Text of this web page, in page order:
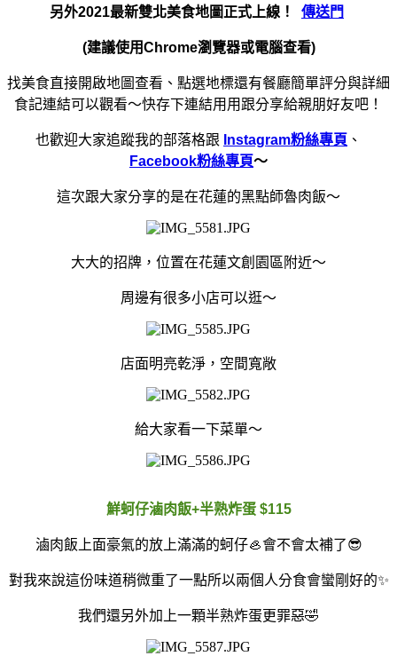
另外2021最新雙北美食地圖正式上線！ 傳送門
(建議使用Chrome瀏覽器或電腦查看)
找美食直接開啟地圖查看、點選地標還有餐廳簡單評分與詳細
食記連結可以觀看～快存下連結用用跟分享給親朋好友吧！
也歡迎大家追蹤我的部落格跟 Instagram粉絲專頁 、
Facebook粉絲專頁～
這次跟大家分享的是在花蓮的黑點師魯肉飯～
大大的招牌，位置在花蓮文創園區附近～
周邊有很多小店可以逛～
店面明亮乾淨，空間寬敞
給大家看一下菜單～
鮮蚵仔滷肉飯+半熟炸蛋 $115
滷肉飯上面豪氣的放上滿滿的蚵仔🦪會不會太補了😎
對我來說這份味道稍微重了一點所以兩個人分食會蠻剛好的✨
我們還另外加上一顆半熟炸蛋更罪惡🤣